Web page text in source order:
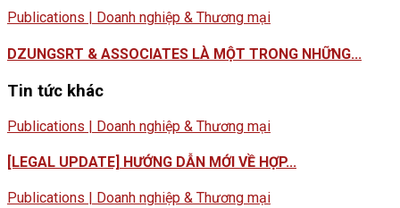
Publications | Doanh nghiệp & Thương mại
DZUNGSRT & ASSOCIATES LÀ MỘT TRONG NHỮNG...
Tin tức khác
Publications | Doanh nghiệp & Thương mại
[LEGAL UPDATE] HƯỚNG DẪN MỚI VỀ HỢP...
Publications | Doanh nghiệp & Thương mại